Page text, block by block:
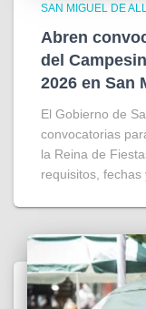
SAN MIGUEL DE
Abren
del
2026 en San
El Gobierno de
convocatorias
la Reina de
requisitos, fechas